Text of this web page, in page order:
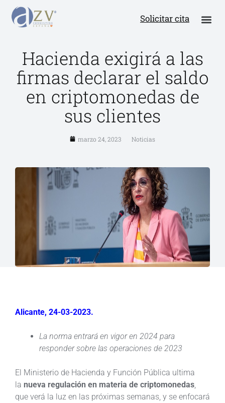
Solicitar cita
Hacienda exigirá a las
firmas declarar el saldo
en criptomonedas de
sus clientes
marzo 24, 2023 Noticias
Alicante, 24-03-2023.
La norma entrará en vigor en 2024 para
responder sobre las operaciones de 2023
El Ministerio de Hacienda y Función Pública ultima
la nueva regulación en materia de criptomonedas
que verá la luz en las próximas semanas, y se enfocará